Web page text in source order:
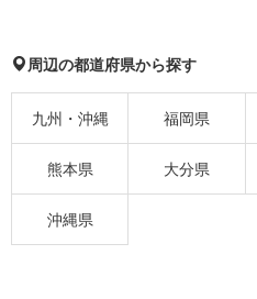
周辺の都道府県から探す
九州・沖縄 福岡県
熊本県 大分県
沖縄県